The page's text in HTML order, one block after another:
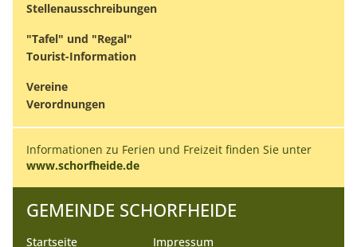
Stellenausschreibungen
"Tafel" und "Regal"
Tourist-Information
Vereine
Verordnungen
Informationen zu Ferien und Freizeit finden Sie unter
www.schorfheide.de
GEMEINDE SCHORFHEIDE
Startseite Impressum